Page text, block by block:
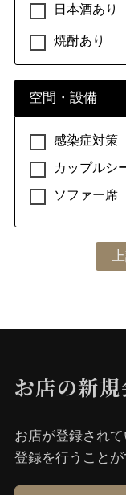
日本酒あり
焼酎あり
空間・設備
感染症対策
カップルシ
ソファー席
お店の新
お店が登録され
登録を⾏うことが